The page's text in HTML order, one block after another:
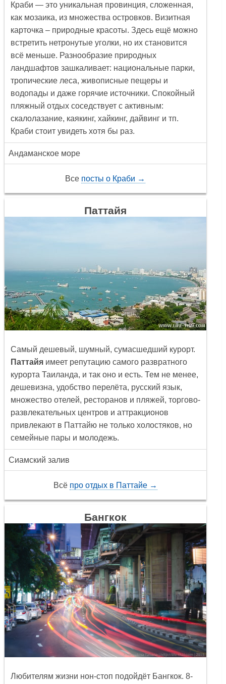
Краби — это уникальная провинция, сложенная,
как мозаика, из множества островков. Визитная
карточка – природные красоты. Здесь ещё можно
встретить нетронутые уголки, но их становится
всё меньше. Разнообразие природных
ландшафтов зашкаливает: национальные парки,
тропические леса, живописные пещеры и
водопады и даже горячие источники. Спокойный
пляжный отдых соседствует с активным:
скалолазание, каякинг, хайкинг, дайвинг и тп.
Краби стоит увидеть хотя бы раз.
Андаманское море
Все посты о Краби →
Паттайя
Самый дешевый, шумный, сумасшедший курорт.
Паттайяимеет репутацию самого развратного
курорта Таиланда, и так оно и есть. Тем не менее,
дешевизна, удобство перелёта, русский язык,
множество отелей, ресторанов и пляжей, торгово-
развлекательных центров и аттракционов
привлекают в Паттайю не только холостяков, но
семейные пары и молодежь.
Сиамский залив
Всё про отдых в Паттайе →
Бангкок
Любителям жизни нон-стоп подойдёт Бангкок. 8-